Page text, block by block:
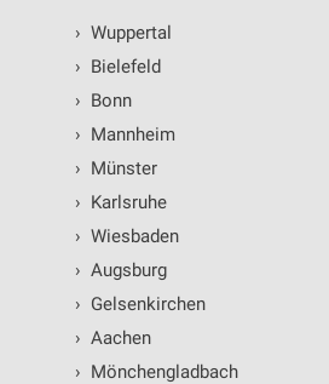
› Wuppertal
› Bielefeld
› Bonn
› Mannheim
› Münster
› Karlsruhe
› Wiesbaden
› Augsburg
› Gelsenkirchen
› Aachen
› Mönchengladbach
Daten zur Auswahl von
angeforderten